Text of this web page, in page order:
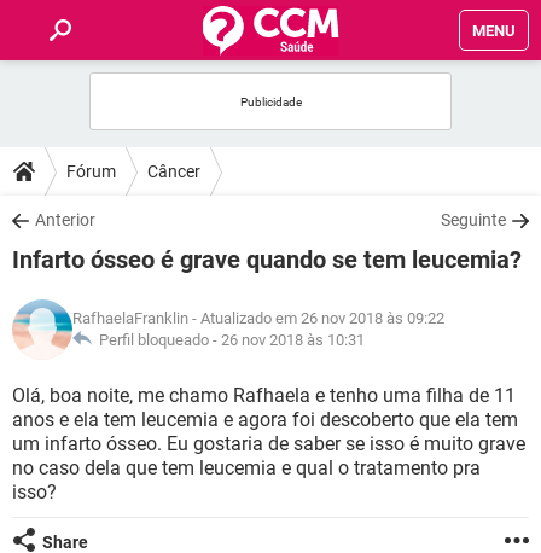
MENU
FÓRUM
SAÚDE
NUTRIÇÃO
BEM-ESTAR
SEXUALIDADE
GLOSSÁRIO
Fórum Câncer
Anterior Seguinte
Infarto ósseo é grave quando se tem leucemia?
RafhaelaFranklin - Atualizado em 26 nov 2018 às 09:22
Perfil bloqueado - 26 nov 2018 às 10:31
Olá, boa noite, me chamo Rafhaela e tenho uma filha de 11
anos e ela tem leucemia e agora foi descoberto que ela tem
um infarto ósseo. Eu gostaria de saber se isso é muito grave
no caso dela que tem leucemia e qual o tratamento pra
isso?
Share